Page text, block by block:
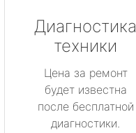
Диагностика
техники
Цена за ремонт
будет известна
после бесплатной
диагностики.